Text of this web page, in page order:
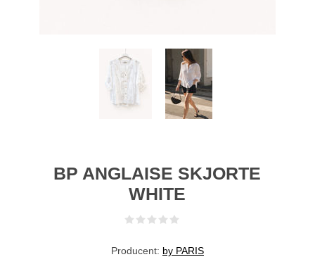
BP ANGLAISE SKJORTE
WHITE
Producent: by PARIS